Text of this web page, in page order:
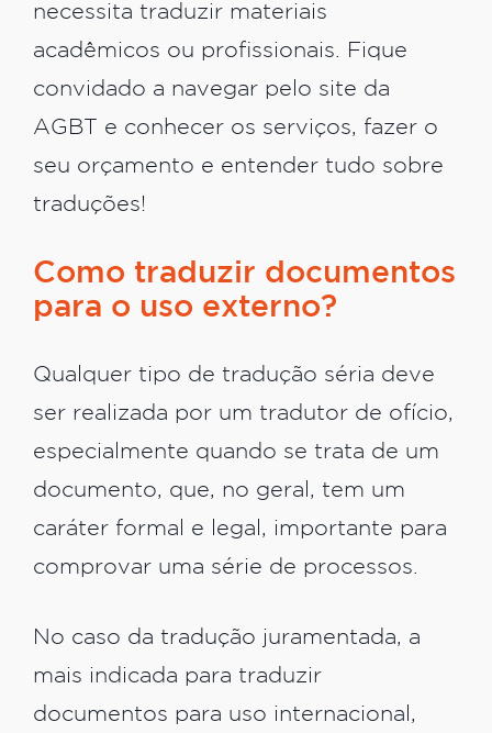
necessita traduzir materiais
acadêmicos ou profissionais. Fique
convidado a navegar pelo site da
AGBT e conhecer os serviços, fazer o
seu orçamento e entender tudo sobre
traduções!
Como traduzir documentos
para o uso externo?
Qualquer tipo de tradução séria deve
ser realizada por um tradutor de ofício,
especialmente quando se trata de um
documento, que, no geral, tem um
caráter formal e legal, importante para
comprovar uma série de processos.
No caso da tradução juramentada, a
mais indicada para traduzir
documentos para uso internacional,